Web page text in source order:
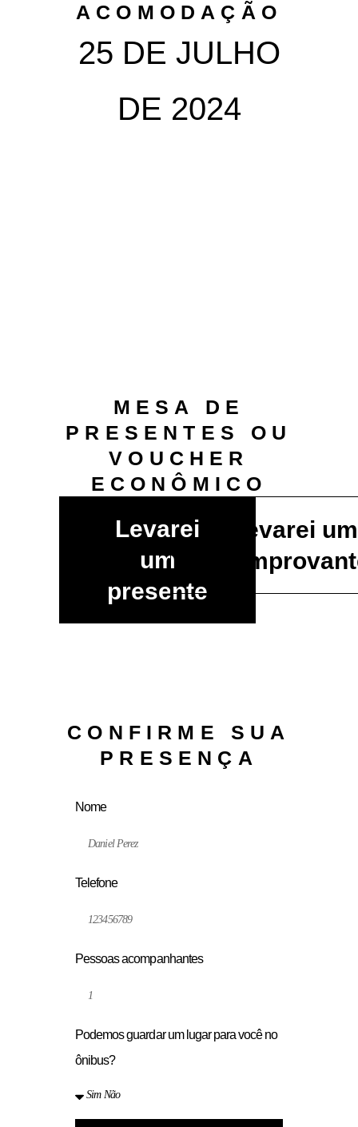
ACOMODAÇÃO
25 DE JULHO
DE 2024
MESA DE
PRESENTES OU
VOUCHER
ECONÔMICO
Levarei
um
presente
Levarei um
CONFIRME SUA
PRESENÇA
Nome
Telefone
Pessoas acompanhantes
Podemos guardar um lugar para você no
ônibus?